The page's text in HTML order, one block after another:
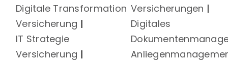
Digitale Transformation
Versicherung |
IT Strategie
Versicherung |
Versicherungen |
Digitales